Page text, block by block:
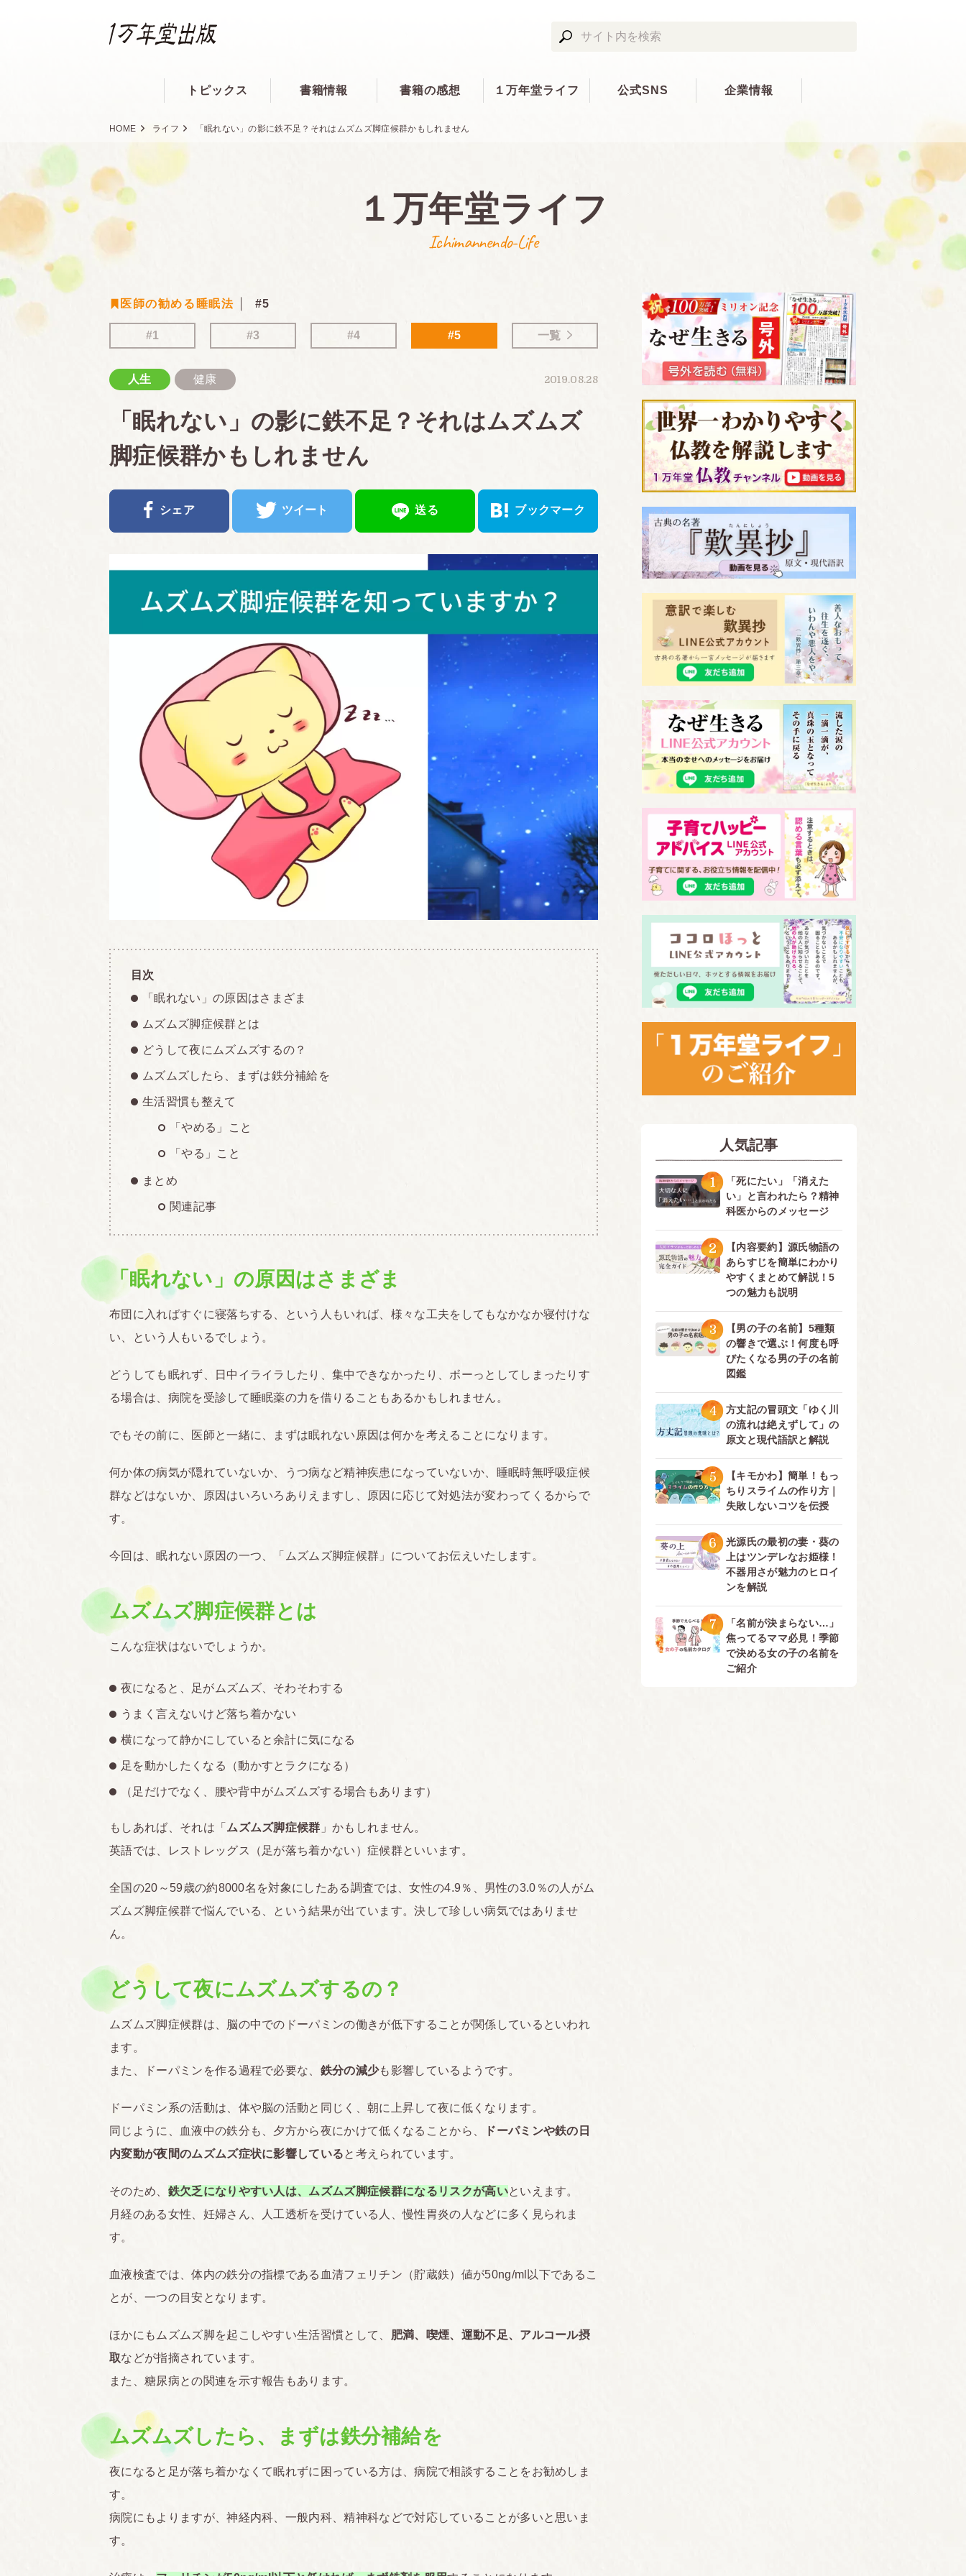
トピックス 書籍情報 書籍の感想 １万年堂ライフ 公式SNS 企業情報
HOME ライフ 「眠れない」の影に鉄不足？それはムズムズ脚症候群かもしれません
１万年堂ライフ
Ichimannendo-Life
医師の勧める睡眠法 #5
#1 #3 #4 #5 一覧
2019.08.28
人生 健康
「眠れない」の影に鉄不足？それはムズムズ
脚症候群かもしれません
シェア ツイート 送る ブックマーク
目次
「眠れない」の原因はさまざま
ムズムズ脚症候群とは
どうして夜にムズムズするの？
ムズムズしたら、まずは鉄分補給を
生活習慣も整えて
「やめる」こと
「やる」こと
まとめ
関連記事
「眠れない」の原因はさまざま
布団に入ればすぐに寝落ちする、という人もいれば、様々な工夫をしてもなかなか寝付けな
い、という人もいるでしょう。
どうしても眠れず、日中イライラしたり、集中できなかったり、ボーっとしてしまったりす
る場合は、病院を受診して睡眠薬の力を借りることもあるかもしれません。
でもその前に、医師と一緒に、まずは眠れない原因は何かを考えることになります。
何か体の病気が隠れていないか、うつ病など精神疾患になっていないか、睡眠時無呼吸症候
群などはないか、原因はいろいろありえますし、原因に応じて対処法が変わってくるからで
す。
今回は、眠れない原因の一つ、「ムズムズ脚症候群」についてお伝えいたします。
ムズムズ脚症候群とは
こんな症状はないでしょうか。
夜になると、足がムズムズ、そわそわする
うまく言えないけど落ち着かない
横になって静かにしていると余計に気になる
足を動かしたくなる（動かすとラクになる）
（足だけでなく、腰や背中がムズムズする場合もあります）
もしあれば、それは「 ムズムズ脚症候群 」かもしれません。
英語では、レストレッグス（足が落ち着かない）症候群といいます。
全国の20～59歳の約8000名を対象にしたある調査では、女性の4.9％、男性の3.0％の人がム
ズムズ脚症候群で悩んでいる、という結果が出ています。決して珍しい病気ではありませ
ん。
どうして夜にムズムズするの？
ムズムズ脚症候群は、脳の中でのドーパミンの働きが低下することが関係しているといわれ
ます。
また、ドーパミンを作る過程で必要な、 鉄分の減少も影響しているようです。
ドーパミン系の活動は、体や脳の活動と同じく、朝に上昇して夜に低くなります。
同じように、血液中の鉄分も、夕方から夜にかけて低くなることから、
ドーパミンや鉄の日
内変動が夜間のムズムズ症状に影響していると考えられています。
そのため、 鉄欠乏になりやすい人は、ムズムズ脚症候群になるリスクが高いといえます。
月経のある女性、妊婦さん、人工透析を受けている人、慢性胃炎の人などに多く見られま
す。
血液検査では、体内の鉄分の指標である血清フェリチン（貯蔵鉄）値が50ng/ml以下であるこ
とが、一つの目安となります。
ほかにもムズムズ脚を起こしやすい生活習慣として、 肥満、喫煙、運動不足、アルコール摂
取などが指摘されています。
また、糖尿病との関連を示す報告もあります。
ムズムズしたら、まずは鉄分補給を
夜になると足が落ち着かなくて眠れずに困っている方は、病院で相談することをお勧めしま
す。
病院にもよりますが、神経内科、一般内科、精神科などで対応していることが多いと思いま
す。
人気記事
1
「死にたい」「消えた
い」と言われたら？精神
科医からのメッセージ
2
【内容要約】源氏物語の
あらすじを簡単にわかり
やすくまとめて解説！5
つの魅力も説明
3
【男の子の名前】5種類
の響きで選ぶ！何度も呼
びたくなる男の子の名前
図鑑
4
方丈記の冒頭文「ゆく川
の流れは絶えずして」の
原文と現代語訳と解説
5
【キモかわ】簡単！もっ
ちりスライムの作り方｜
失敗しないコツを伝授
6
光源氏の最初の妻・葵の
上はツンデレなお姫様！
不器用さが魅力のヒロイ
ンを解説
7
「名前が決まらない…」
焦ってるママ必見！季節
で決める女の子の名前を
ご紹介